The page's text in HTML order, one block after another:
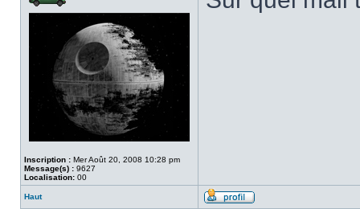
Inscription : Mer Août 20, 2008 10:28 pm
Message(s) : 9627
Localisation: 00
Haut